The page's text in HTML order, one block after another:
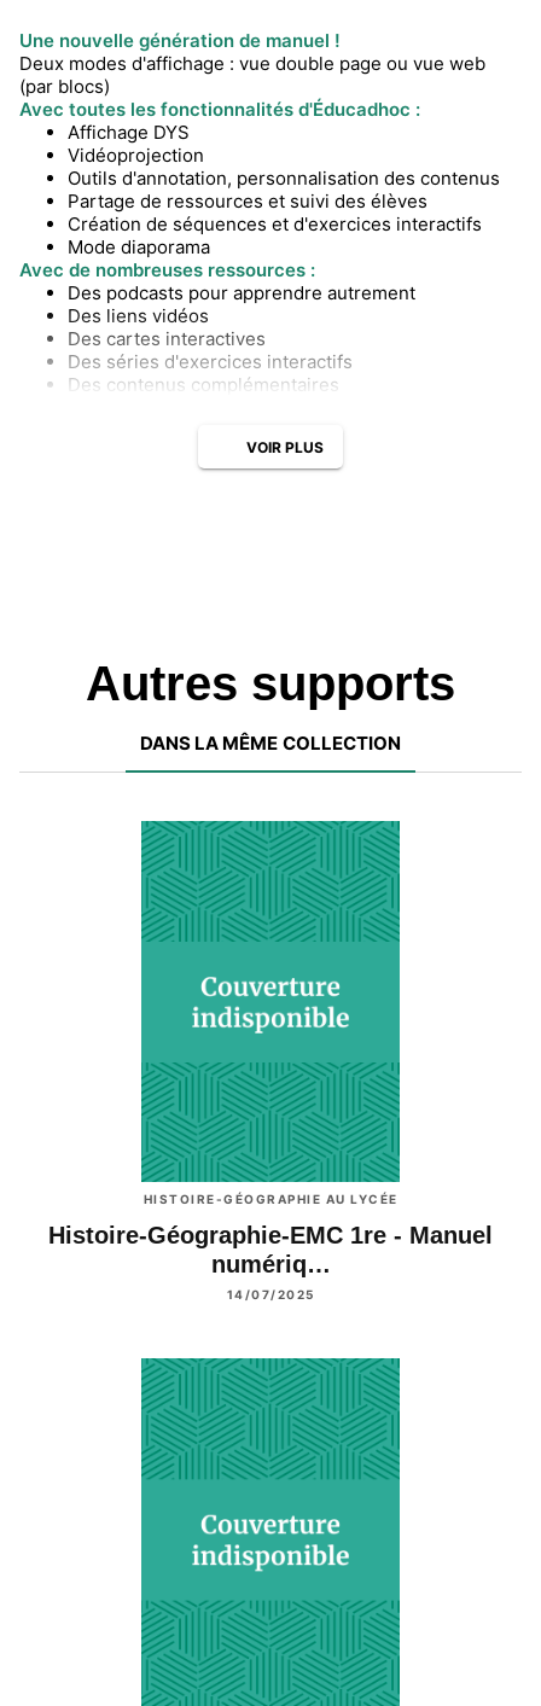
Une nouvelle génération de manuel !
Deux modes d'affichage : vue double page ou vue web
(par blocs)
Avec toutes les fonctionnalités d'Éducadhoc :
Affichage DYS
Vidéoprojection
Outils d'annotation, personnalisation des contenus
Partage de ressources et suivi des élèves
Création de séquences et d'exercices interactifs
Mode diaporama
Avec de nombreuses ressources :
Des podcasts pour apprendre autrement
Des liens vidéos
Des cartes interactives
Des séries d'exercices interactifs
Des contenus complémentaires
VOIR PLUS
Autres supports
DANS LA MÊME COLLECTION
HISTOIRE-GÉOGRAPHIE AU LYCÉE
Histoire-Géographie-EMC 1re - Manuel
numériq…
14/07/2025